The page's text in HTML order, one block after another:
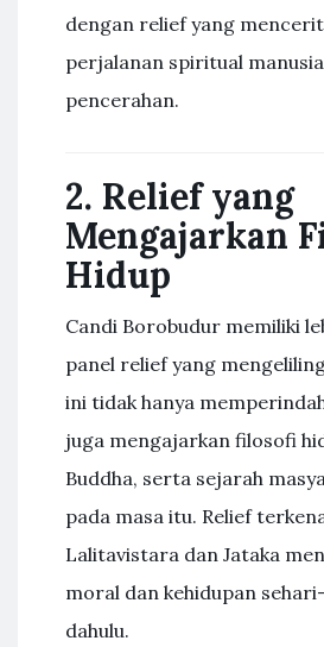
dengan relief yang
perjalanan spiritual
pencerahan.
2. Relief yang
Mengajarkan
Hidup
Candi Borobudur memiliki
panel relief yang
ini tidak hanya
juga mengajarkan filosofi
Buddha, serta sejarah
pada masa itu. Relief
Lalitavistara dan Jataka
moral dan kehidupan
dahulu.